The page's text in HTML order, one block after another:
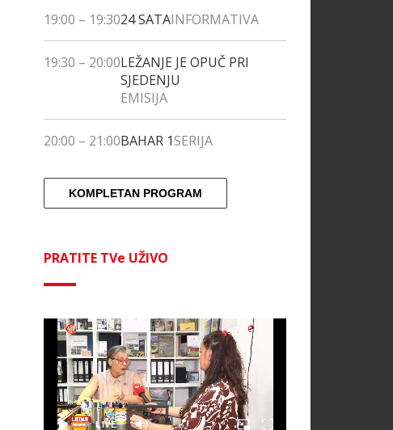
19:00 – 19:3024 SATAINFORMATIVA
19:30 – 20:00LEŽANJE JE OPUČ PRI
SJEDENJU
EMISIJA
20:00 – 21:00BAHAR 1SERIJA
KOMPLETAN PROGRAM
PRATITE TVe UŽIVO